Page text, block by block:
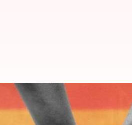
சமூகப்